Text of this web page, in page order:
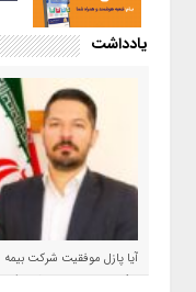
یادداشت
آیا پازل موفقیت شرکت بیمه
حکمت صبا